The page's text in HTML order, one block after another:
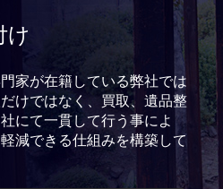
け
家が在籍している弊社では
けではなく、買取、遺品整
にて一貫して行う事によ
減できる仕組みを構築して